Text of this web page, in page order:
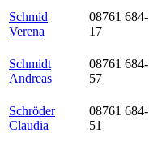
Schmid
Verena
08761 684-
17
Schmidt
Andreas
08761 684-
57
Schröder
Claudia
08761 684-
51